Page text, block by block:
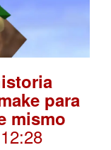
para
mismo